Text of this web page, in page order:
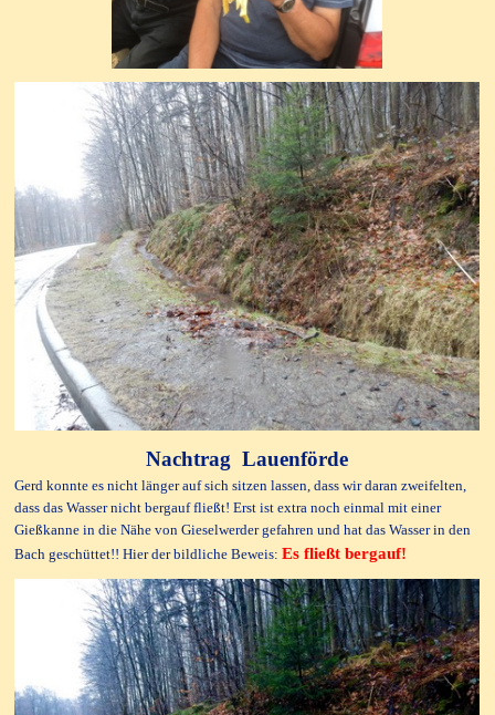
Nachtrag Lauenförde
Gerd konnte es nicht länger auf sich sitzen lassen, dass wir daran zweifelten,
dass das Wasser nicht bergauf fließt! Erst ist extra noch einmal mit einer
Gießkanne in die Nähe von Gieselwerder gefahren und hat das Wasser in den
Bach geschüttet!! Hier der bildliche Beweis: Es fließt bergauf!